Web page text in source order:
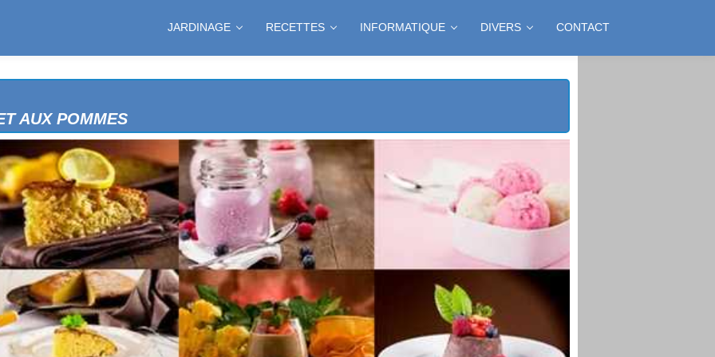
JARDINAGE RECETTES INFORMATIQUE DIVERS CONTACT
AUX POMMES
ABRICOTS
PISTACHES